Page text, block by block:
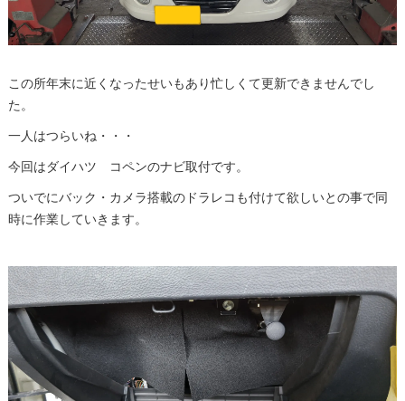
この所年末に近くなったせいもあり忙しくて更新できませんでし
た。
一人はつらいね・・・
今回はダイハツ コペンのナビ取付です。
ついでにバック・カメラ搭載のドラレコも付けて欲しいとの事で同
時に作業していきます。